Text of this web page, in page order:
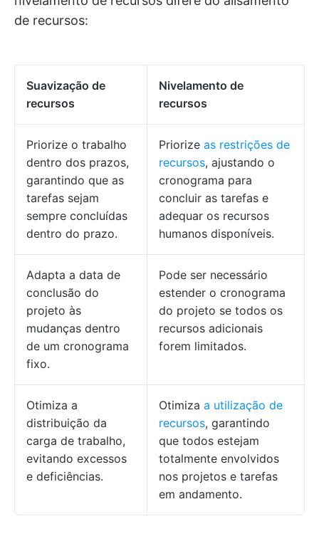
de recursos:
Suavização de
recursos
Nivelamento de
recursos
Priorize o trabalho
dentro dos prazos,
garantindo que as
tarefas sejam
sempre concluídas
dentro do prazo.
Priorize as restrições de
recursos, ajustando o
cronograma para
concluir as tarefas e
adequar os recursos
humanos disponíveis.
Adapta a data de
conclusão do
projeto às
mudanças dentro
de um cronograma
fixo.
Pode ser necessário
estender o cronograma
do projeto se todos os
recursos adicionais
forem limitados.
Otimiza a
distribuição da
carga de trabalho,
evitando excessos
e deficiências.
Otimiza a utilização de
recursos, garantindo
que todos estejam
totalmente envolvidos
nos projetos e tarefas
em andamento.